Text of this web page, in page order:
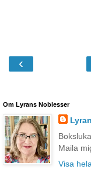
‹
Om Lyrans Noblesser
Maila
Visa